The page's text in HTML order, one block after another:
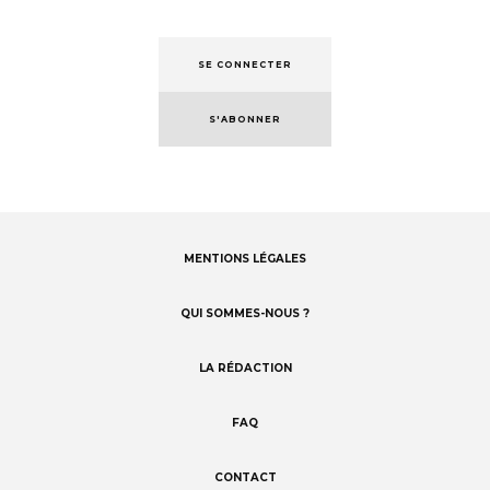
SE CONNECTER
S'ABONNER
MENTIONS LÉGALES
QUI SOMMES-NOUS ?
LA RÉDACTION
FAQ
CONTACT